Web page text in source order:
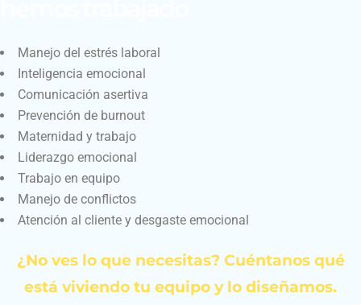
Manejo del estrés laboral
Inteligencia emocional
Comunicación asertiva
Prevención de burnout
Maternidad y trabajo
Liderazgo emocional
Trabajo en equipo
Manejo de conflictos
Atención al cliente y desgaste emocional
¿No ves lo que necesitas? Cuéntanos qué
está viviendo tu equipo y lo diseñamos.